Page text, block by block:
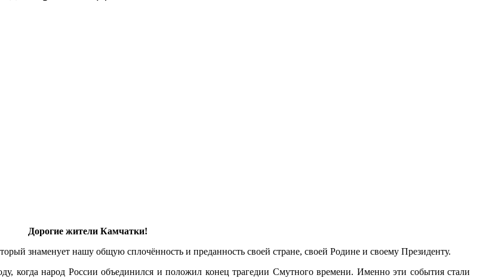
Дорогие жители Камчатки!
знаменует нашу общую сплочённость и преданность своей стране, своей Родине и своему Президенту.
когда народ России объединился и положил конец трагедии Смутного времени. Именно эти события стали